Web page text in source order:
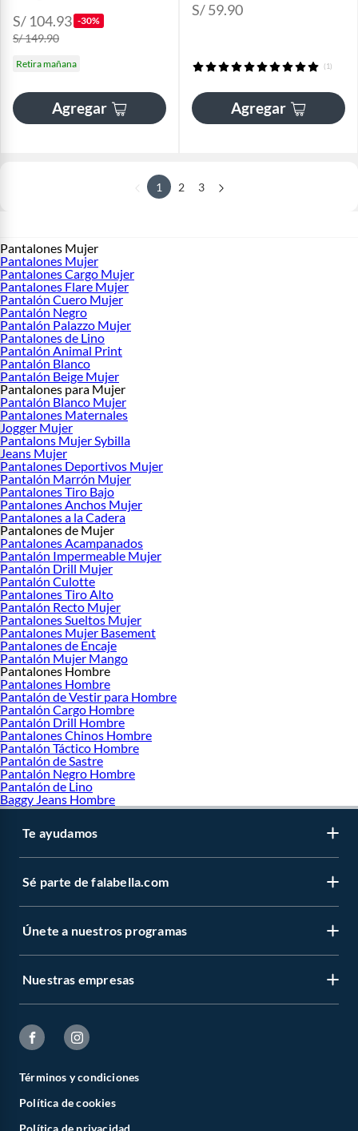
S/ 104.93 -30%
S/ 149.90
Retira mañana
Agregar
S/ 59.90
(1)
Agregar
1 2 3
Pantalones Mujer
Pantalones Mujer
Pantalones Cargo Mujer
Pantalones Flare Mujer
Pantalón Cuero Mujer
Pantalón Negro
Pantalón Palazzo Mujer
Pantalones de Lino
Pantalón Animal Print
Pantalón Blanco
Pantalón Beige Mujer
Pantalones para Mujer
Pantalón Blanco Mujer
Pantalones Maternales
Jogger Mujer
Pantalons Mujer Sybilla
Jeans Mujer
Pantalones Deportivos Mujer
Pantalón Marrón Mujer
Pantalones Tiro Bajo
Pantalones Anchos Mujer
Pantalones a la Cadera
Pantalones de Mujer
Pantalones Acampanados
Pantalón Impermeable Mujer
Pantalón Drill Mujer
Pantalón Culotte
Pantalones Tiro Alto
Pantalón Recto Mujer
Pantalones Sueltos Mujer
Pantalones Mujer Basement
Pantalones de Encaje
Pantalón Mujer Mango
Pantalones Hombre
Pantalones Hombre
Pantalón de Vestir para Hombre
Pantalón Cargo Hombre
Pantalón Drill Hombre
Pantalones Chinos Hombre
Pantalón Táctico Hombre
Pantalón de Sastre
Pantalón Negro Hombre
Pantalón de Lino
Baggy Jeans Hombre
Te ayudamos
Sé parte de falabella.com
Únete a nuestros programas
Nuestras empresas
Términos y condiciones
Política de cookies